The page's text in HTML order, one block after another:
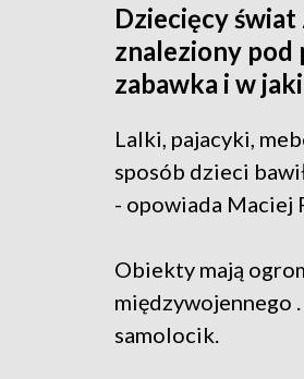
Dziecięcy
znaleziony pod
zabawka i w
Lalki, pajacyki,
sposób dzieci
- opowiada Maciej
Obiekty mają
międzywojennego
samolocik.